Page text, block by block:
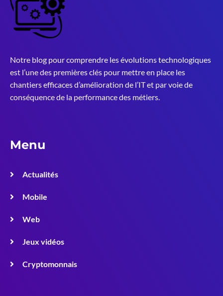
Notre blog pour comprendre les évolutions technologiques
est l’une des premières clés pour mettre en place les
chantiers efficaces d’amélioration de l’IT et par voie de
conséquence de la performance des métiers.
Menu
Actualités
Mobile
Web
Jeux vidéos
Cryptomonnais